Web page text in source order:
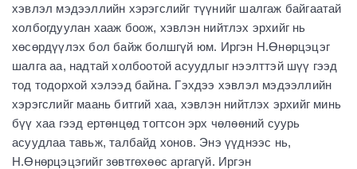
хэвлэл мэдээллийн хэрэгслийг түүнийг шалгаж байгаатай
холбогдуулан хааж боож, хэвлэн нийтлэх эрхийг нь
хөсөрдүүлэх бол байж болшгүй юм. Иргэн Н.Өнөрцэцэг
шалга аа, надтай холбоотой асуудлыг нээлттэй шүү гээд
тод тодорхой хэлээд байна. Гэхдээ хэвлэл мэдээллийн
хэрэгслийг маань битгий хаа, хэвлэн нийтлэх эрхийг минь
бүү хаа гээд ертөнцөд тогтсон эрх чөлөөний суурь
асуудлаа тавьж, талбайд хонов. Энэ үүднээс нь,
Н.Өнөрцэцэгийг зөвтгөхөөс аргагүй. Иргэн